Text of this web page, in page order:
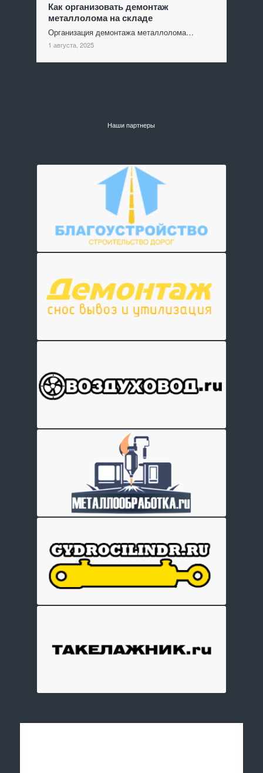
Как организовать демонтаж
металлолома на складе
Организация демонтажа металлолома…
1 августа, 2025
Наши партнеры